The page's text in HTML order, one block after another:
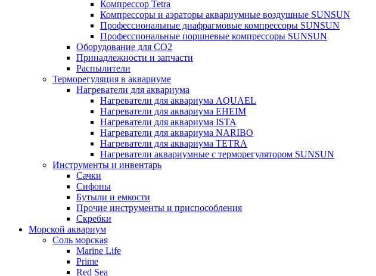
Компрессор Tetra
Компрессоры и аэраторы аквариумные воздушные SUNSUN
Профессиональные диафрагмовые компрессоры SUNSUN
Профессиональные поршневые компрессоры SUNSUN
Оборудование для CO2
Принадлежности и запчасти
Распылители
Терморегуляция в аквариуме
Нагреватели для аквариума
Нагреватели для аквариума AQUAEL
Нагреватели для аквариума EHEIM
Нагреватели для аквариума ISTA
Нагреватели для аквариума NARIBO
Нагреватели для аквариума TETRA
Нагреватели аквариумные с терморегулятором SUNSUN
Инструменты и инвентарь
Сачки
Сифоны
Бутыли и емкости
Прочие инструменты и приспособления
Скребки
Морской аквариум
Соль морская
Marine Life
Prime
Red Sea